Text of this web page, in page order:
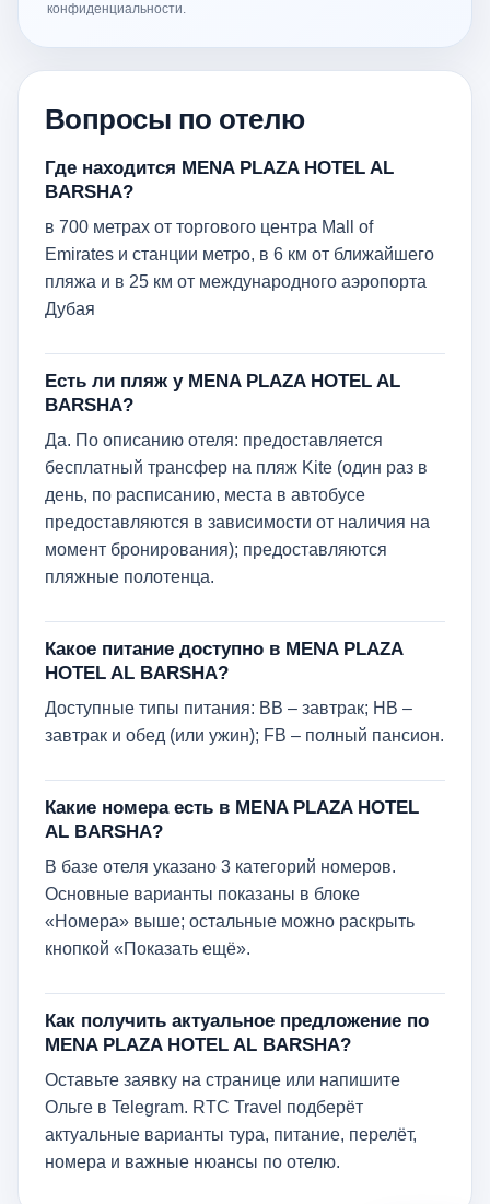
конфиденциальности.
Вопросы по отелю
Где находится MENA PLAZA HOTEL AL
BARSHA?
в 700 метрах от торгового центра Mall of
Emirates и станции метро, в 6 км от ближайшего
пляжа и в 25 км от международного аэропорта
Дубая
Есть ли пляж у MENA PLAZA HOTEL AL
BARSHA?
Да. По описанию отеля: предоставляется
бесплатный трансфер на пляж Kite (один раз в
день, по расписанию, места в автобусе
предоставляются в зависимости от наличия на
момент бронирования); предоставляются
пляжные полотенца.
Какое питание доступно в MENA PLAZA
HOTEL AL BARSHA?
Доступные типы питания: BB – завтрак; HB –
завтрак и обед (или ужин); FB – полный пансион.
Какие номера есть в MENA PLAZA HOTEL
AL BARSHA?
В базе отеля указано 3 категорий номеров.
Основные варианты показаны в блоке
«Номера» выше; остальные можно раскрыть
кнопкой «Показать ещё».
Как получить актуальное предложение по
MENA PLAZA HOTEL AL BARSHA?
Оставьте заявку на странице или напишите
Ольге в Telegram. RTC Travel подберёт
актуальные варианты тура, питание, перелёт,
номера и важные нюансы по отелю.